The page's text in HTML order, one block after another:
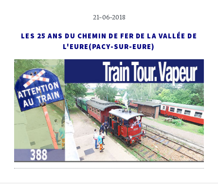
21-06-2018
LES 25 ANS DU CHEMIN DE FER DE LA VALLÉE DE
L'EURE(PACY-SUR-EURE)